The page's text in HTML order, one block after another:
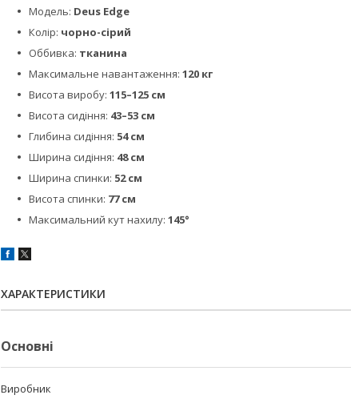
Модель: Deus Edge
Колір: чорно-сірий
Оббивка: тканина
Максимальне навантаження: 120 кг
Висота виробу: 115–125 см
Висота сидіння: 43–53 см
Глибина сидіння: 54 см
Ширина сидіння: 48 см
Ширина спинки: 52 см
Висота спинки: 77 см
Максимальний кут нахилу: 145°
ХАРАКТЕРИСТИКИ
Основні
Виробник